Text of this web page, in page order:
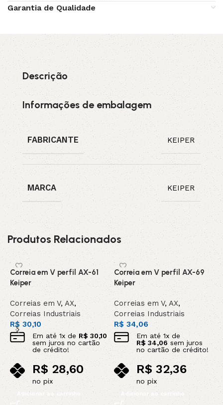
Garantia de Qualidade
Descrição
Informações de embalagem
FABRICANTE KEIPER
MARCA KEIPER
Produtos Relacionados
Correia em V perfil AX-61
Keiper
Correias em V,AX,
Correias Industriais
R$30,10
Em até1x de R$ 30,10
sem juros no cartão
de crédito!
R$28,60
no pix
Adicionar ao carrinho
Correia em V perfil AX-69
Keiper
Correias em V, AX,
Correias Industriais
R$ 34,06
Em até 1x de
R$34,06sem juros
no cartão de crédito!
R$32,36
no pix
Adicionar ao carrinho